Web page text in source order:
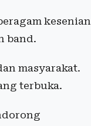
kesenian
band.
masyarakat.
terbuka.